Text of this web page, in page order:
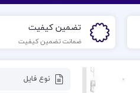
تضمین کیفیت
ضمانت تضمین کیفیت
نوع فایل